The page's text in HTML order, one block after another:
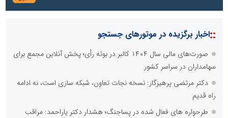
::اخبار برگزیده در موتورهای جستجو
صورت‌های مالی سال ۱۴۰۴ کالبر در بوته رأی؛ پخش آنلاین مجمع برای
سهامداران در سراسر کشور
دکتر مرتضی پرهیزگار: نسخه نجات تعاون، شبکه سازی است، نه ادامه
راه قدیم
طرحواره های فعال شده در پساجنگ؛ هشدار دکتر یاراحمد: مراقب